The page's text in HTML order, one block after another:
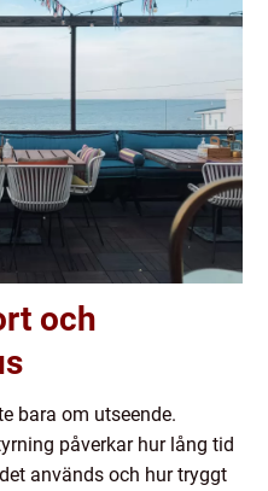
och
bara om utseende.
påverkar hur lång tid
används och hur tryggt